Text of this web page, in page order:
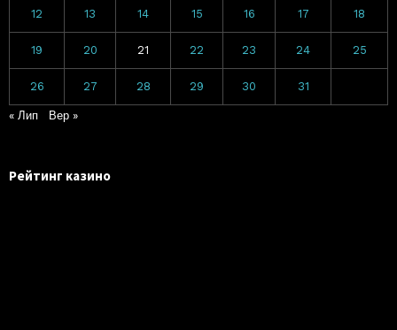
12 13 14 15 16 17 18
19 20 21 22 23 24 25
26 27 28 29 30 31
« Лип Вер »
Рейтинг казино